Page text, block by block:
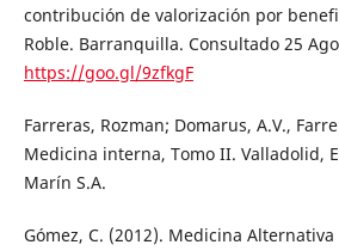
contribución de valorización por
Roble. Barranquilla. Consultado 25
https://goo.gl/9zfkgF
Farreras, Rozman; Domarus, A.V.,
Medicina interna, Tomo II. Valladolid,
Marín S.A.
Gómez, C. (2012). Medicina